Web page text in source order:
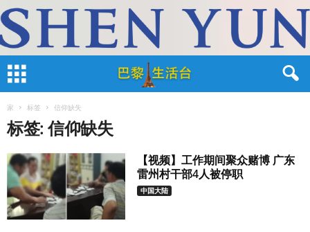
家 标签 信仰缺失
标签: 信仰缺失
【视频】工作期间聚众赌博 广东
雷州村干部4人被停职
中国大陆